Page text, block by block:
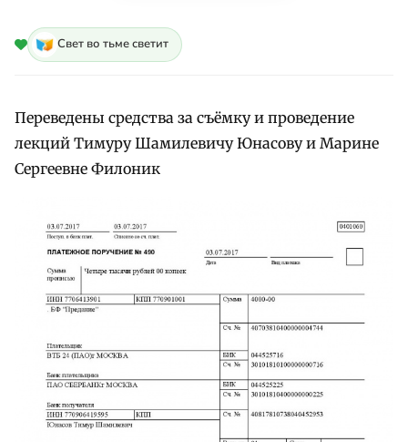
Свет во тьме светит
Переведены средства за съёмку и проведение
лекций Тимуру Шамилевичу Юнасову и Марине
Сергеевне Филоник